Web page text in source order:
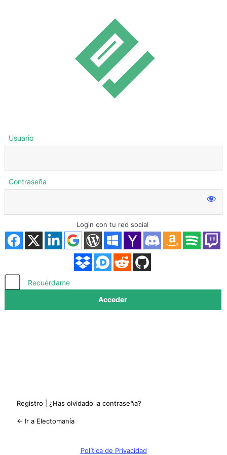
Acceder
Usuario
Contraseña
Login con tu red social
Recuérdame
Registro ¿Has olvidado la contraseña?
← Ir a Electomanía
Política de Privacidad